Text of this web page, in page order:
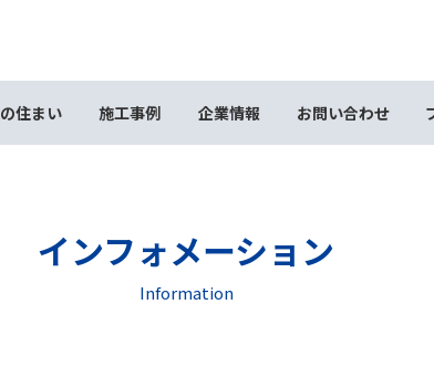
住まい 施工事例 企業情報 お問い合わせ
インフォメーション
Information